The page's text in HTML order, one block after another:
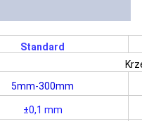
Standard
5mm-300mm
±0,1 mm